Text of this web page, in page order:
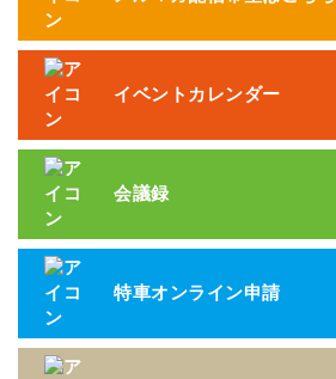
イベントカレンダー
会議録
特車オンライン申請